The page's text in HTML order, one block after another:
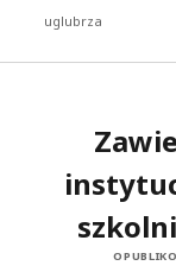
uglubrza
boczny